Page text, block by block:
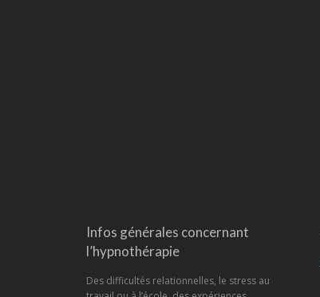
Infos générales concernant
l’hypnothérapie
Des difficultés relationnelles, le stress au